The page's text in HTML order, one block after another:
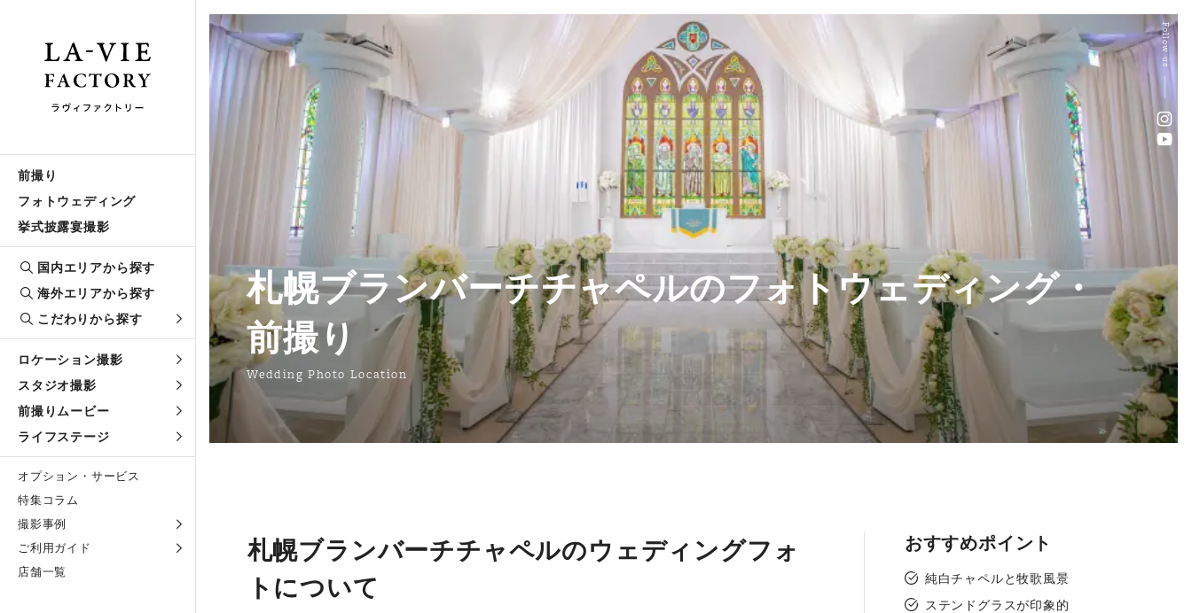
前撮り
フォトウェディング
挙式披露宴撮影
国内エリアから探す
海外エリアから探す
こだわりから探す
ロケーション撮影
スタジオ撮影
前撮りムービー
ライフステージ
オプション・サービス
特集コラム
撮影事例
ご利用ガイド
店舗一覧
札幌ブランバーチチャペルのフォトウェディング・
前撮り
Wedding Photo Location
Follow us
札幌ブランバーチチャペルのウェディングフォ
トについて
おすすめポイント
純白チャペルと牧歌風景
ステンドグラスが印象的